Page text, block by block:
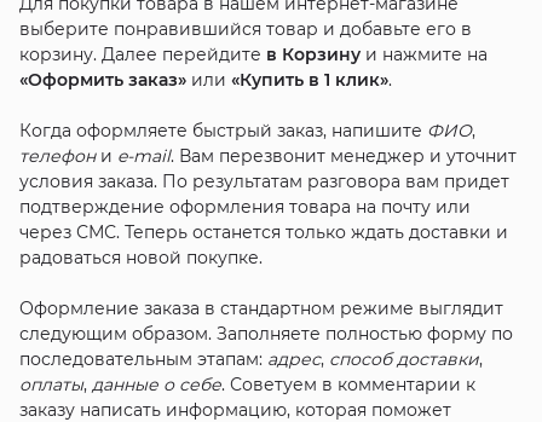
выберите понравившийся товар и добавьте его в
корзину. Далее перейдите в Корзинуи нажмите на
«Оформить заказ»или «Купить в 1 клик».
Когда оформляете быстрый заказ, напишите ФИО,
телефони e-mail. Вам перезвонит менеджер и уточнит
условия заказа. По результатам разговора вам придет
подтверждение оформления товара на почту или
через СМС. Теперь останется только ждать доставки и
радоваться новой покупке.
Оформление заказа в стандартном режиме выглядит
следующим образом. Заполняете полностью форму по
последовательным этапам: адрес, способ доставки,
оплаты, данные о себе. Советуем в комментарии к
заказу написать информацию, которая поможет